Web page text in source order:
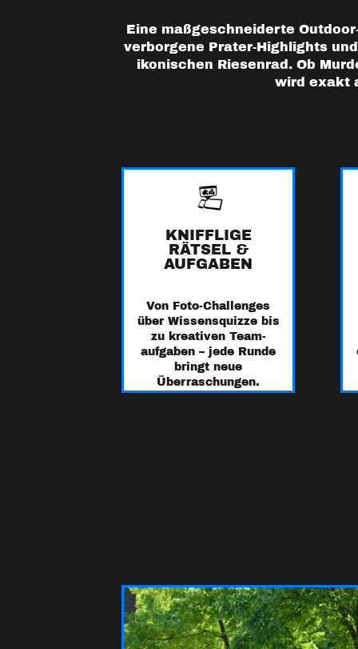
Eine maßgeschneiderte
verborgene Prater-Highlights
ikonischen Riesenrad. Ob
wird exakt
KNIFFLIGE
RÄTSEL &
AUFGABEN
Von Foto-Challenges
über Wissens­quizze bis
zu kreativen Team­
aufgaben – jede Runde
bringt neue
Überraschungen.